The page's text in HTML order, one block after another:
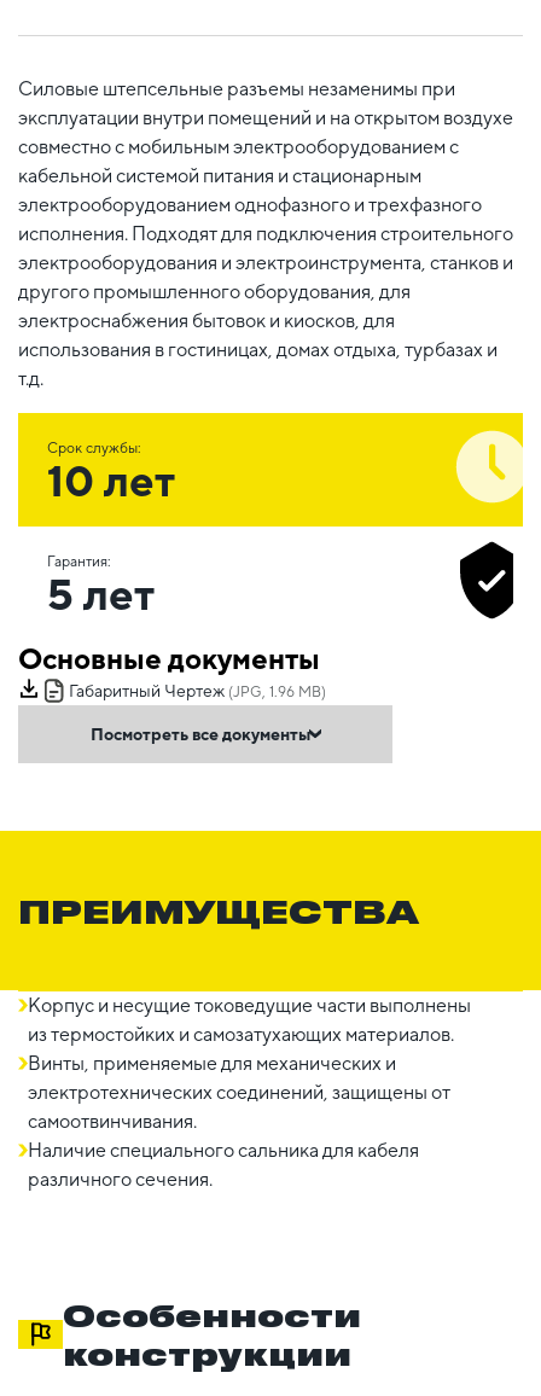
Силовые штепсельные разъемы незаменимы при
эксплуатации внутри помещений и на открытом воздухе
совместно с мобильным электрооборудованием с
кабельной системой питания и стационарным
электрооборудованием однофазного и трехфазного
исполнения. Подходят для подключения строительного
электрооборудования и электроинструмента, станков и
другого промышленного оборудования, для
электроснабжения бытовок и киосков, для
использования в гостиницах, домах отдыха, турбазах и
т.д.
Срок службы:
10 лет
Гарантия:
5 лет
Основные документы
Габаритный Чертеж (JPG, 1.96 MB)
Посмотреть все документы
ПРЕИМУЩЕСТВА
Корпус и несущие токоведущие части выполнены
из термостойких и самозатухающих материалов.
Винты, применяемые для механических и
электротехнических соединений, защищены от
самоотвинчивания.
Наличие специального сальника для кабеля
различного сечения.
Особенности
конструкции